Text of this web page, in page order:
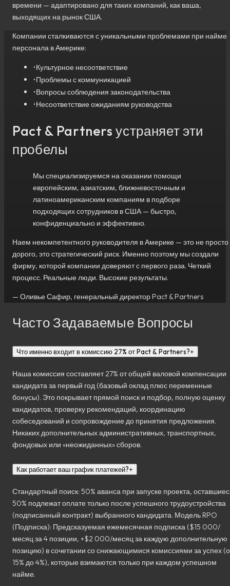
времени — адаптировано для таких компаний, как ваша,
выходящих на рынок США.
Компании сталкиваются с уникальными проблемами при найме
персонала в Америке:
•Культурное несоответствие
•Проблемы с коммуникацией
•Вопросы соблюдения законодательства
•Несоответствие ожиданиям руководства
Pact & Partners устраняет эти
пробелы
Мы специализируемся на оказании помощи
европейским, азиатским, ближневосточным и
латиноамериканским компаниям в подборе
подходящих сотрудников в США — быстро,
конфиденциально и эффективно.
Наем некомпетентного руководителя в Америке — это не просто
дорого, это стратегический риск. Именно поэтому мы создали
фирму, которой компании доверяют с первого раза. Четкий
процесс. Реальные люди. Высокие результаты.
— Оливье Сафир, генеральный директор Pact & Partners
Часто Задаваемые Вопросы
Что именно входит в комиссию 27% от Pact & Partners?+
Наша комиссия составляет 27% от общей валовой компенсации
кандидата за первый год (базовый оклад плюс переменные
бонусы). Это покрывает прямой поиск и подбор, полную оценку
кандидатов, проверку рекомендаций, координацию
собеседований и сопровождение до принятия предложения.
Никаких дополнительных административных, транспортных,
фондовых или «неожиданных» сборов.
Как работает ваш график платежей?+
Стандартный поиск: 50% аванса при запуске проекта,
50% подлежат оплате только после успешного трудоустройства
(подписанный контракт) выбранного кандидата. Модель RPO
(Подписка): Предсказуемая ежемесячная подписка ($15 000/
месяц за 4 позиции, +$2 000/месяц за каждую дополнительную
позицию) в сочетании со снижающимися комиссиями за успех
15% до 4%), которые взимаются только при каждом успешном
найме.